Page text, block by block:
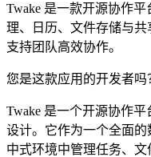
Twake 是一款开源协作
理、日历、文件存储与共
支持团队高效协作。
您是这款应用的开发者吗
Twake 是一个开源协作
设计。它作为一个全面
中式环境中管理任务、